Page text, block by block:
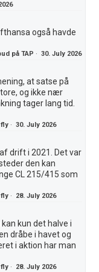
også havde
på TAP ·30. July 2026
at satse på
og ikke nær
tager lang tid.
·30. July 2026
drift i 2021. Det var
den kan
CL 215/415 som
· 28. July 2026
kun det halve i
dråbe i havet og
i aktion har man
· 28. July 2026